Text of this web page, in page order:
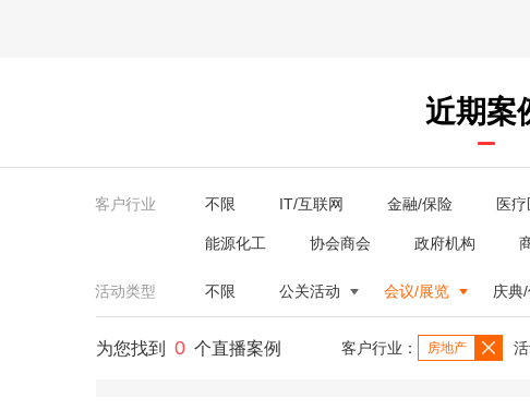
近期案
客户行业 不限 IT/互联网 金融/保险 医
能源化工 协会商会 政府机构
活动类型 不限 公关活动 会议/展览 庆典
为您找到 0 个直播案例 客户行业： 房地产